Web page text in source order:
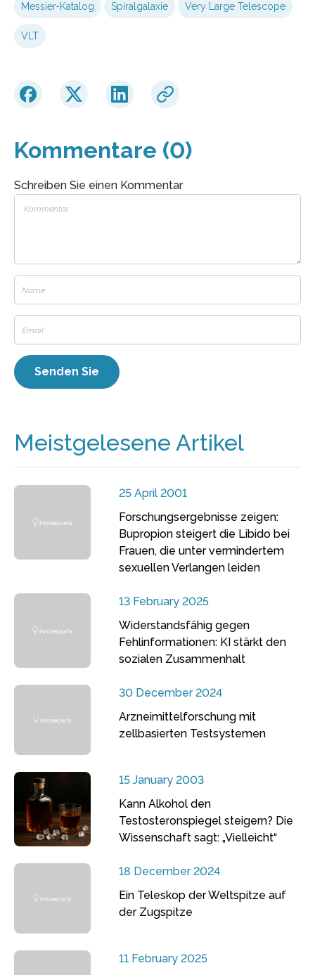
Messier-Katalog Spiralgalaxie Very Large Telescope
VLT
Kommentare (0)
Schreiben Sie einen Kommentar
Meistgelesene Artikel
25 April 2001
Forschungsergebnisse zeigen:
Bupropion steigert die Libido bei
Frauen, die unter vermindertem
sexuellen Verlangen leiden
13 February 2025
Widerstandsfähig gegen
Fehlinformationen: KI stärkt den
sozialen Zusammenhalt
30 December 2024
Arzneimittelforschung mit
zellbasierten Testsystemen
15 January 2003
Kann Alkohol den
Testosteronspiegel steigern? Die
Wissenschaft sagt: „Vielleicht“
18 December 2024
Ein Teleskop der Weltspitze auf
der Zugspitze
11 February 2025